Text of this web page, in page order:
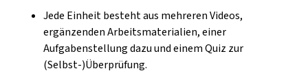
Jede Einheit besteht aus mehreren Videos,
ergänzenden Arbeitsmaterialien, einer
Aufgabenstellung dazu und einem Quiz zur
(Selbst-)Überprüfung.